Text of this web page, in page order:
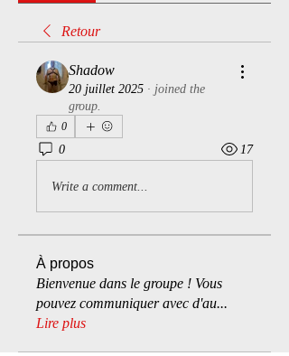
Retour
Shadow
20 juillet 2025 · joined the
group.
0
0 17
Write a comment...
À propos
Bienvenue dans le groupe ! Vous
pouvez communiquer avec d'au...
Lire plus